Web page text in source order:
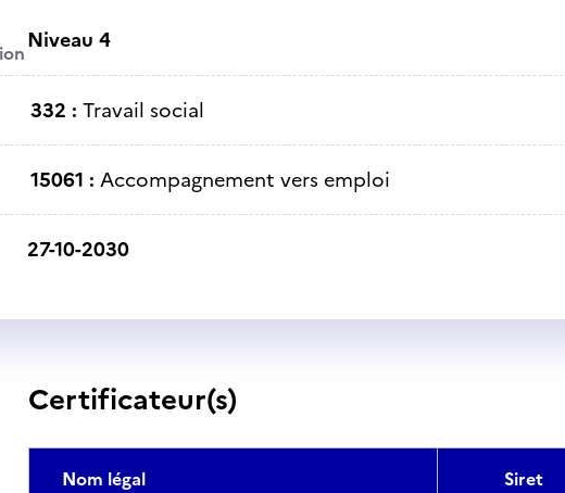
Niveau 4
332 : Travail social
15061 : Accompagnement vers emploi
27-10-2030
Certificateur(s)
Nom légal Siret